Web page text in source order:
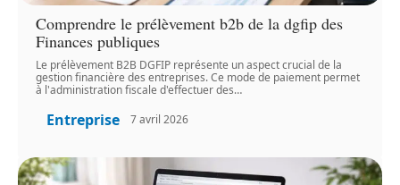
Comprendre le prélèvement b2b de la dgfip des
Finances publiques
Le prélèvement B2B DGFIP représente un aspect crucial de la
gestion financière des entreprises. Ce mode de paiement permet
à l'administration fiscale d'effectuer des…
Entreprise 7 avril 2026